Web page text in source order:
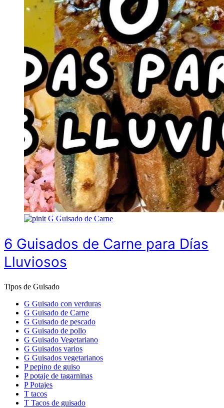
G Guisado de Carne
6 Guisados de Carne para Días
Lluviosos
Tipos de Guisado
G Guisado con verduras
G Guisado de Carne
G Guisado de pescado
G Guisado de pollo
G Guisado Vegetariano
G Guisados varios
G Guisados vegetarianos
P pepino de guiso
P potaje de tagarninas
P Potajes
T tacos
T Tacos de guisado